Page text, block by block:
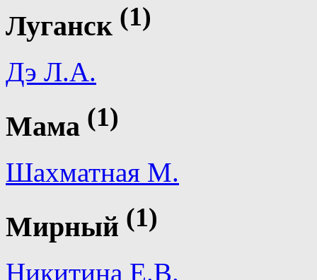
Луганск (1)
Дэ Л.А.
Мама (1)
Шахматная М.
Мирный (1)
Никитина Е.В.